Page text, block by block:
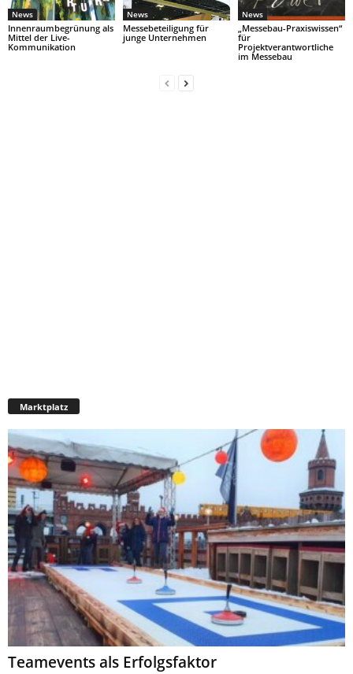
News
Innenraumbegrünung als
Mittel der Live-
Kommunikation
News
Messebeteiligung für
junge Unternehmen
News
„Messebau-Praxiswissen“
für
Projektverantwortliche
im Messebau
Marktplatz
Teamevents als Erfolgsfaktor